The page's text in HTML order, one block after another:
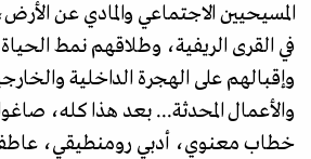
المسيحيين الاجتماعي والمادي عن
في القرى الريفية، وطلاقهم نمط الحياة
وإقبالهم على الهجرة الداخلية
والأعمال المحدثة... بعد هذا كله، صاغوا
خطاب معنوي، أدبي رومنطيقي،